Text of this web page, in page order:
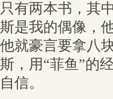
只有两本书，其
斯是我的偶像，
他就豪言要拿八
斯，用“菲鱼”的
自信。